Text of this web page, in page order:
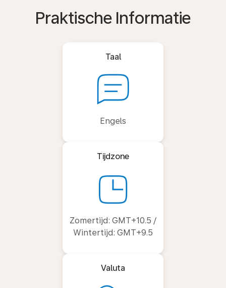
Praktische Informatie
Taal
Engels
Tijdzone
Zomertijd: GMT+10.5 /
Wintertijd: GMT+9.5
Valuta